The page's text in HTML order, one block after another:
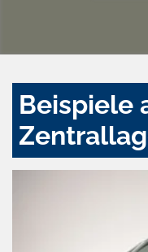
Beispiele